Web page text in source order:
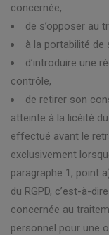
concernée,
de s’opposer au
à la portabilité de
d’introduire une
contrôle,
de retirer son
atteinte à la licéité
effectué avant le
exclusivement
paragraphe 1, point
du RGPD, c’est-à-
concernée au
personnel pour une